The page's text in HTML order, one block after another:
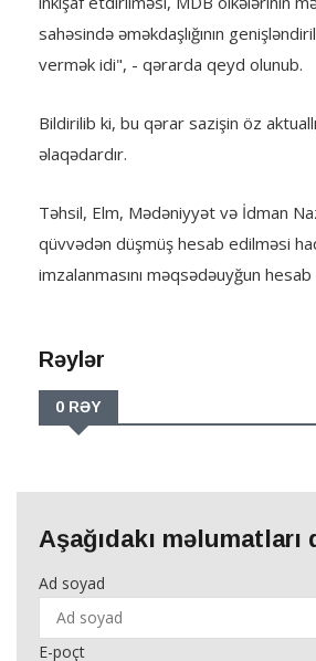
sahəsində əməkdaşlığının
vermək idi", - qərarda qeyd olunub.
Bildirilib ki, bu qərar sazişin öz
əlaqədardır.
Təhsil, Elm, Mədəniyyət və İdman
qüvvədən düşmüş hesab edilməsi
imzalanmasını məqsədəuyğun
Rəylər
0 RƏY
Aşağıdakı
Ad soyad
E-poçt